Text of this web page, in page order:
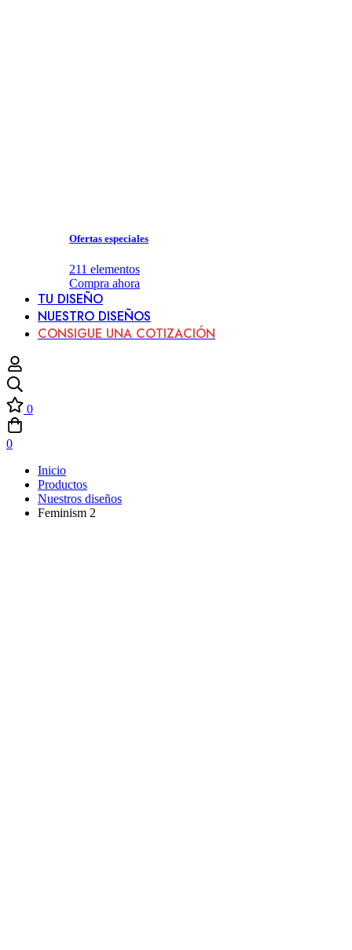
Ofertas especiales
211 elementos
Compra ahora
TU DISEÑO
NUESTRO DISEÑOS
CONSIGUE UNA COTIZACIÓN
0
0
Inicio
Productos
Nuestros diseños
Feminism 2